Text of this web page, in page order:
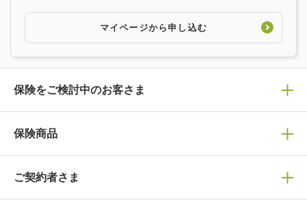
マイページから申し込む
保険をご検討中のお客さま
保険の選び方
保険選びで迷っている方はチェック！
保険商品
保険商品一覧
ご契約者さま